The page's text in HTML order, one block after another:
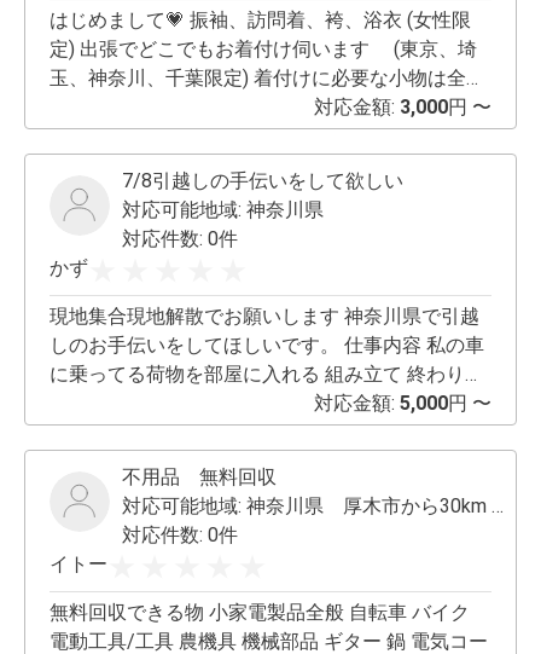
前後 L〜XLサイズは半日 ※注意※ 出張洗車（出張代
別途） 水道、電気をお借りして洗車いたします。
金額は地域によって別途頂く可能性がございま
す。 又、洗車する際車体から1.5mの広さが出来る
様にお願いいたします。間隔が取れない場合はご
連絡下さい。 洗車代行 当方の自宅にて洗車いたし
ます。 お預かり中は徒歩15〜20分位で「寺家ふる
さと村」という名所がございます。うなぎとブル
ードアというコーヒーが有名です。 周りが田んぼ
でお散歩にも良いと思います。 洗車の待ち時間に
どうぞ。 土曜日、日曜日のみ稼働 平日はサラリー
マンしております メーカーと車種をメッセージに
てお伝えください。 雨天時は日程変更のご提案を
する場合がございます。 あくまで素人ですので完
璧を求める方は業者等にご依頼下さい。 素人だか
らといって手は抜きません。
はじめまして💗 振袖、訪問着、袴、浴衣 (女性限
定) 出張でどこでもお着付け伺います (東京、埼
玉、神奈川、千葉限定) 着付けに必要な小物は全て
ご準備下さい。 必ず必要な物はご契約の上お伝え
させて頂きます。 ※成人式当日の受付やヘアメイク
の交通費☆ 御祝いの日に、コスプレイヤーさん
も！ ぜひ！低価格着付けになります！ こだわりの
着付けご希望の場合、追加料金一切頂きませんの
でご安心下さい。 別途、新宿からの交通費頂戴い
たします。
対応金額: 3,000円 〜
7/8引越しの手伝いをして欲しい
対応可能地域: 神奈川県
対応件数: 0件
かず
現地集合現地解散でお願いします 神奈川県で引越
しのお手伝いをしてほしいです。 仕事内容 私の車
に乗ってる荷物を部屋に入れる 組み立て 終わり時
間で値段は変わりません。 終われば終わりです。
この２つをお願いしたいです。 時間はこたちらが
相談です。 交通費だします。 お金は手渡しです。
2人ぐらい探してます
対応金額: 5,000円 〜
不用品 無料回収
対応可能地域: 神奈川県 厚木市から30km 圏内
対応件数: 0件
イトー
無料回収できる物 小家電製品全般 自転車 バイク
電動工具/工具 農機具 機械部品 ギター 鍋 電気コー